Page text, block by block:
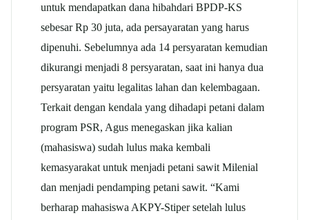
untuk mendapatkan dana hibahdari BPDP-KS
sebesar Rp 30 juta, ada persayaratan yang harus
dipenuhi. Sebelumnya ada 14 persyaratan kemudian
dikurangi menjadi 8 persyaratan, saat ini hanya dua
persyaratan yaitu legalitas lahan dan kelembagaan.
Terkait dengan kendala yang dihadapi petani dalam
program PSR, Agus menegaskan jika kalian
(mahasiswa) sudah lulus maka kembali
kemasyarakat untuk menjadi petani sawit Milenial
dan menjadi pendamping petani sawit. “Kami
berharap mahasiswa AKPY-Stiper setelah lulus